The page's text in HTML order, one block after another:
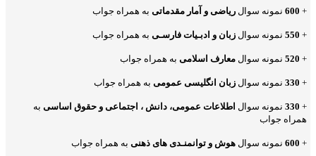
+
600 نمونه سوال ریاضی و آمار مقدماتی به همراه جواب
+
550 نمونه سوال زبان و ادبـیات فارسـی به همراه جواب
+
520 نمونه سوال معارف اسلامی به همراه جواب
+
330 نمونه سوال زبان انگلیسی عمومی به همراه جواب
+
330 نمونه سوال اطلاعات عمومی، دانش ، اجتماعی و حقوق اساسی به
همراه جواب
+
600 نمونه سوال هوش و توانمنـدی های ذهنی به همراه جواب